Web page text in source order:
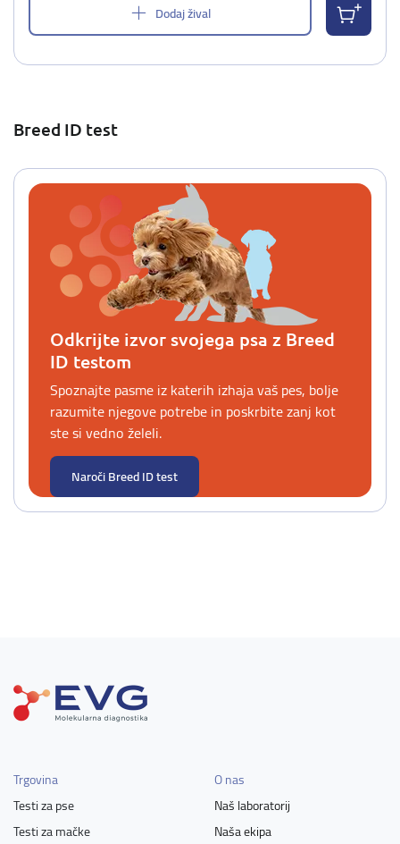
Dodaj žival
Breed ID test
Odkrijte izvor svojega psa z Breed
ID testom
Spoznajte pasme iz katerih izhaja vaš pes, bolje
razumite njegove potrebe in poskrbite zanj kot
ste si vedno želeli.
Naroči Breed ID test
Trgovina
Testi za pse
Testi za mačke
O nas
Naš laboratorij
Naša ekipa